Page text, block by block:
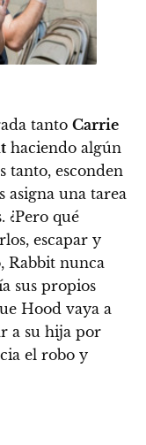
tanto Carrie
haciendo algún
tanto, esconden
asigna una tarea
¿Pero qué
escapar y
Rabbit nunca
sus propios
Hood vaya a
a su hija por
el robo y